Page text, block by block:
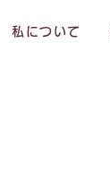
私について